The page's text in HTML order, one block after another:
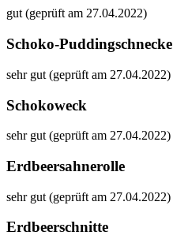
gut (geprüft am 27.04.2022)
Schoko-Puddingschnecke
sehr gut (geprüft am 27.04.2022)
Schokoweck
sehr gut (geprüft am 27.04.2022)
Erdbeersahnerolle
sehr gut (geprüft am 27.04.2022)
Erdbeerschnitte